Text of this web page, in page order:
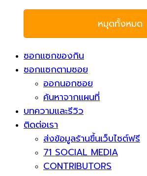
หมุดทั้งหมด
ซอกแซกของกิน
ซอกแซกตามซอย
ออกนอกซอย
ค้นหาจากแผนที่
บทความและรีวิว
ติดต่อเรา
ส่งข้อมูลร้านขึ้นเว็บไซต์ฟรี
71 SOCIAL MEDIA
CONTRIBUTORS